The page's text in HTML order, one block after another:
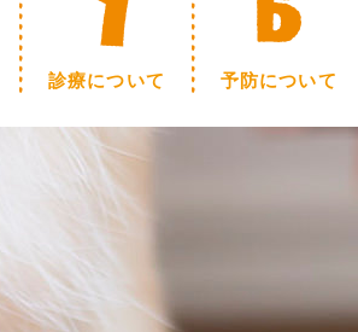
診療について 予防について